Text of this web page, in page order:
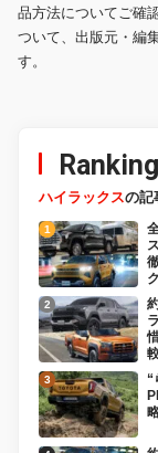
品方法についてご確
ついて、出版元・編
す。
Ranking
ハイラックスの記
“